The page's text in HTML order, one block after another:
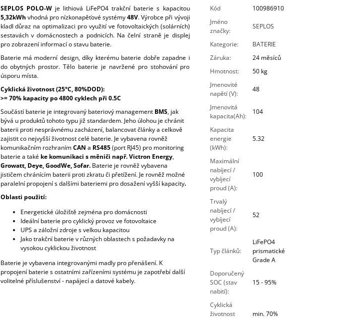
SEPLOS POLO-Wje lithiová LiFePO4 trakční baterie s kapacitou
5,32kWh vhodná pro nízkonapěťové systémy48V. Výrobce při vývoji
kladl důraz na optimalizaci pro využití ve fotovoltaických (solárních)
sestavách v domácnostech a podnicích. Na čelní straně je displej
pro zobrazení informací o stavu baterie.
Baterie má moderní design, díky kterému baterie dobře zapadne i
do obytných prostor. Tělo baterie je navržené pro stohování pro
úsporu místa.
Cyklická životnost (25°C, 80%DOD):
>= 70% kapacity po 4800 cyklech při 0.5C
Součástí baterie je integrovaný bateriový managementBMS, jak
bývá u produktů tohoto typu již standardem. Jeho úlohou je chránit
baterii proti nesprávnému zacházení, balancovat články a celkově
zajistit co nejvyšší životnost celé baterie. Je vybavena rovněž
komunikačním rozhranímCAN a RS485(port RJ45) pro monitoring
baterie a také ke komunikaci s měniči např. Victron Energy,
Growatt, Deye, GoodWe, Sofar. Baterie je rovněž vybavena
jističem chránícím baterii proti zkratu či přetížení. Je rovněž možné
paralelní propojení s dalšími bateriemi pro dosažení vyšší kapacity.
Oblasti použití:
Energetické úložiště zejména pro domácnosti
Ideální baterie pro cyklický provoz ve fotovoltaice
UPS a záložní zdroje s velkou kapacitou
Jako trakční baterie v různých oblastech s požadavky na
vysokou cyklickou životnost
Baterie je vybavena integrovanými madly pro přenášení. K
propojení baterie s ostatními zařízeními systému je zapotřebí další
volitelné příslušenství - napájecí a datové kabely.
Kód
100986910
Jméno
značky:
SEPLOS
Kategorie:
BATERIE
Záruka:
24 měsíců
Hmotnost:
50 kg
Jmenovité
napětí (V):
48
Jmenovitá
kapacita(Ah):
104
Kapacita
energie
(kWh):
5.32
Maximální
nabíjecí /
vybíjecí
proud (A):
100
Trvalý
nabíjecí /
vybíjecí
proud (A):
52
Typ článků:
LiFePO4
prismatické
Grade A
Doporučený
SOC (stav
nabití):
15 - 95%
Cyklická
životnost
min. 70%